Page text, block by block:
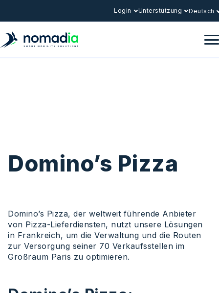
Login Unterstützung Deutsch
Domino’s Pizza
Domino’s Pizza, der weltweit führende Anbieter
von Pizza-Lieferdiensten, nutzt unsere Lösungen
in Frankreich, um die Verwaltung und die Routen
zur Versorgung seiner 70 Verkaufsstellen im
Großraum Paris zu optimieren.